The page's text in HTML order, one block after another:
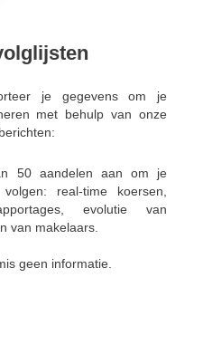
je gegevens om je
met behulp van onze
50 aandelen aan om je
real-time koersen,
evolutie van
van makelaars.
geen informatie.